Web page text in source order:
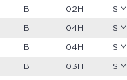
B 02H SIM
B 04H SIM
B 04H SIM
B 03H SIM